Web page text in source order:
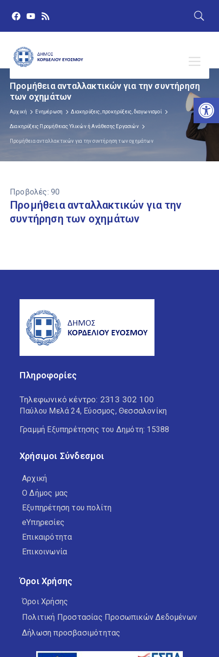
Προμήθεια ανταλλακτικών για την συντήρηση
των οχημάτων
Αρχική Ενημέρωση Διακηρύξεις, προκηρύξεις, διαγωνισμοί
Διακηρύξεις Προμήθειας Υλικών ή Ανάθεσης Εργασιών
Προμήθεια ανταλλακτικών για την συντήρηση των οχημάτων
Προβολές: 90
Προμήθεια ανταλλακτικών για την
συντήρηση των οχημάτων
Πληροφορίες
Τηλεφωνικό κέντρο: 2313 302 100
Παύλου Μελά 24, Εύοσμος, Θεσσαλονίκη
Γραμμή Εξυπηρέτησης του Δημότη: 15388
Χρήσιμοι Σύνδεσμοι
Αρχική
Ο Δήμος μας
Εξυπηρέτηση του πολίτη
eΥπηρεσίες
Επικαιρότητα
Επικοινωνία
Όροι Χρήσης
Όροι Χρήσης
Πολιτική Προστασίας Προσωπικών Δεδομένων
Δήλωση προσβασιμότητας